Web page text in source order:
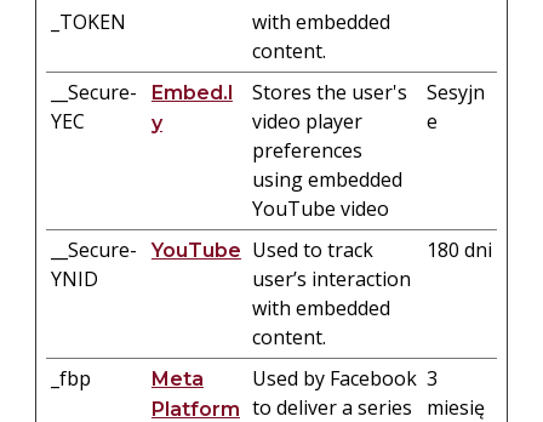
_TOKEN
with embedded
content.
__Secure-
YEC
Embed.l
y
Stores the user's
video player
preferences
using embedded
YouTube video
Sesyjn
e
__Secure-
YNID
YouTube Used to track
user’s interaction
with embedded
content.
180 dni
_fbp
Meta
Platform
Used by Facebook
to deliver a series
3
miesię